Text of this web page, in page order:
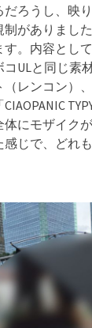
ろうし、映
制がありまし
す。内容とし
コULと同じ素
（レンコン）
体にモザイク
じで、どれ